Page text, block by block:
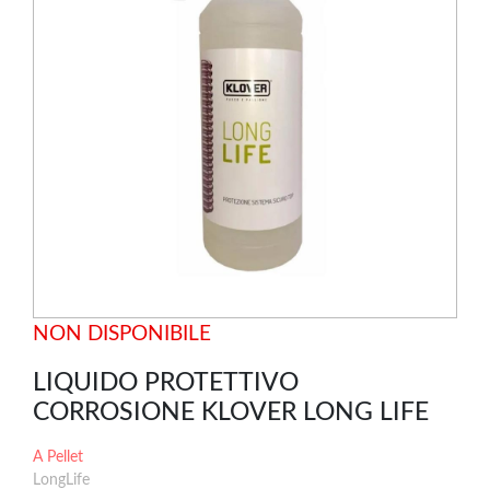
NON DISPONIBILE
LIQUIDO PROTETTIVO
CORROSIONE KLOVER LONG LIFE
A Pellet
LongLife